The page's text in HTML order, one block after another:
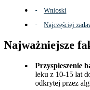
Wnioski
Najczęściej
Najważniejsze
Przyspieszenie
leku z 10-15 lat
odkrytej przez